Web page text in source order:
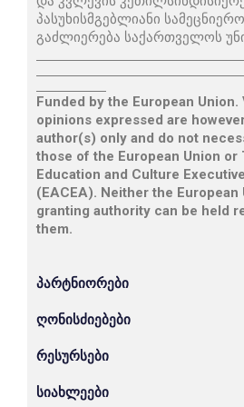
პასუხისმგებლიანი
გაძლიერება საქართველოს
Funded by the European Union.
opinions expressed are
author(s) only and do not
those of the European Union or
Education and Culture
(EACEA). Neither the European
granting authority can be held
them.
პარტნიორები
ღონისძიებები
რესურსები
სიახლეები